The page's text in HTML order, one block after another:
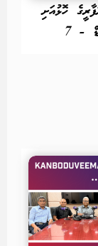
ހޮޅުއަށި
- 7